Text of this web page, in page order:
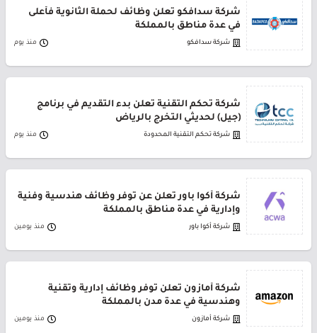
شركة سدافكو تعلن وظائف لحملة الثانوية فأعلى
في عدة مناطق بالمملكة
شركة سدافكو منذ يوم
شركة تحكم التقنية تعلن بدء التقديم في برنامج
(جيل) لحديثي التخرج بالرياض
شركة تحكم التقنية المحدودة منذ يوم
شركة أكوا باور تعلن عن توفر وظائف هندسية وفنية
وإدارية في عدة مناطق بالمملكة
شركة أكوا باور منذ يومين
شركة أمازون تعلن توفر وظائف إدارية وتقنية
وهندسية في عدة مدن بالمملكة
شركة أمازون منذ يومين